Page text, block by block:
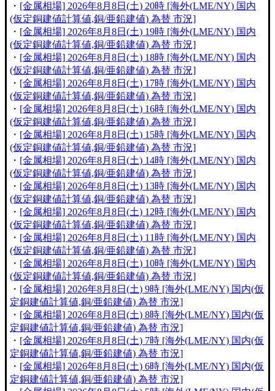
・ [金属相場] 2026年8月8日(土) 20時 [海外(LME/NY) 国内
(仮定銅建値計算値,銅/亜鉛建値) 為替 市況]
・ [金属相場] 2026年8月8日(土) 19時 [海外(LME/NY) 国内
(仮定銅建値計算値,銅/亜鉛建値) 為替 市況]
・ [金属相場] 2026年8月8日(土) 18時 [海外(LME/NY) 国内
(仮定銅建値計算値,銅/亜鉛建値) 為替 市況]
・ [金属相場] 2026年8月8日(土) 17時 [海外(LME/NY) 国内
(仮定銅建値計算値,銅/亜鉛建値) 為替 市況]
・ [金属相場] 2026年8月8日(土) 16時 [海外(LME/NY) 国内
(仮定銅建値計算値,銅/亜鉛建値) 為替 市況]
・ [金属相場] 2026年8月8日(土) 15時 [海外(LME/NY) 国内
(仮定銅建値計算値,銅/亜鉛建値) 為替 市況]
・ [金属相場] 2026年8月8日(土) 14時 [海外(LME/NY) 国内
(仮定銅建値計算値,銅/亜鉛建値) 為替 市況]
・ [金属相場] 2026年8月8日(土) 13時 [海外(LME/NY) 国内
(仮定銅建値計算値,銅/亜鉛建値) 為替 市況]
・ [金属相場] 2026年8月8日(土) 12時 [海外(LME/NY) 国内
(仮定銅建値計算値,銅/亜鉛建値) 為替 市況]
・ [金属相場] 2026年8月8日(土) 11時 [海外(LME/NY) 国内
(仮定銅建値計算値,銅/亜鉛建値) 為替 市況]
・ [金属相場] 2026年8月8日(土) 10時 [海外(LME/NY) 国内
(仮定銅建値計算値,銅/亜鉛建値) 為替 市況]
・ [金属相場] 2026年8月8日(土) 9時 [海外(LME/NY) 国内(仮
定銅建値計算値,銅/亜鉛建値) 為替 市況]
・ [金属相場] 2026年8月8日(土) 8時 [海外(LME/NY) 国内(仮
定銅建値計算値,銅/亜鉛建値) 為替 市況]
・ [金属相場] 2026年8月8日(土) 7時 [海外(LME/NY) 国内(仮
定銅建値計算値,銅/亜鉛建値) 為替 市況]
・ [金属相場] 2026年8月8日(土) 6時 [海外(LME/NY) 国内(仮
定銅建値計算値,銅/亜鉛建値) 為替 市況]